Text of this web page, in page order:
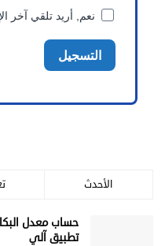
الأحدث
حساب معدل
تطبيق آلي